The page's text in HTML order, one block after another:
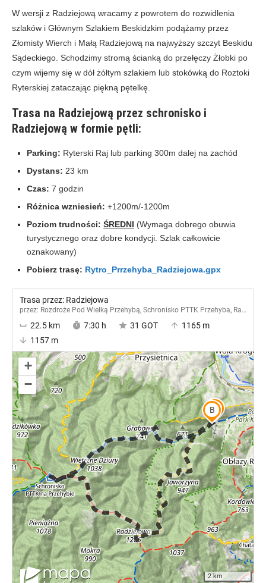
W wersji z Radziejową wracamy z powrotem do rozwidlenia
szlaków i Głównym Szlakiem Beskidzkim podążamy przez
Złomisty Wierch i Małą Radziejową na najwyższy szczyt Beskidu
Sądeckiego. Schodzimy stromą ścianką do przełęczy Żłobki po
czym wijemy się w dół żółtym szlakiem lub stokówką do Roztoki
Ryterskiej zataczając piękną pętelkę.
Trasa na Radziejową przez schronisko i
Radziejową w formie pętli:
Parking: Ryterski Raj lub parking 300m dalej na zachód
Dystans: 23 km
Czas: 7 godzin
Różnica wzniesień: +1200m/-1200m
Poziom trudności: ŚREDNI (Wymaga dobrego obuwia
turystycznego oraz dobre kondycji. Szlak całkowicie
oznakowany)
Pobierz trasę: Rytro_Prrzehyba_Radziejowa.gpx